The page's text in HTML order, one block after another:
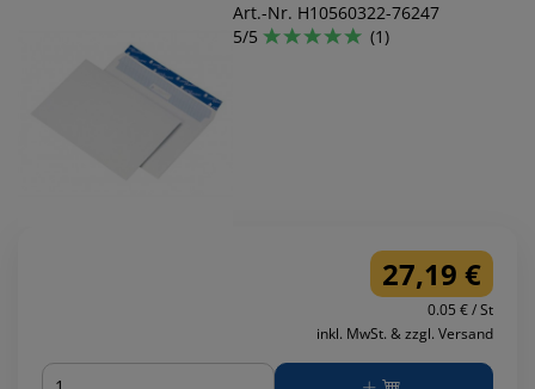
Art.-Nr. H10560322-76247
5/5
(1)
27,19 €
0.05 € / St
inkl. MwSt. & zzgl. Versand
Menge